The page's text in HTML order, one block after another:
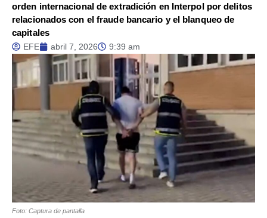
orden internacional de extradición en Interpol por delitos
relacionados con el fraude bancario y el blanqueo de
capitales
EFE abril 7, 2026 9:39 am
Foto: Captura de pantalla